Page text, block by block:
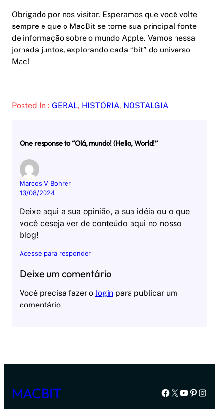
Obrigado por nos visitar. Esperamos que você volte
sempre e que o MacBit se torne sua principal fonte
de informação sobre o mundo Apple. Vamos nessa
jornada juntos, explorando cada “bit” do universo
Mac!
Posted In : GERAL, HISTÓRIA, NOSTALGIA
One response to “Olá, mundo! (Hello, World!”
Marcos V Bohrer
13/08/2024
Deixe aqui a sua opinião, a sua idéia ou o que
você deseja ver de conteúdo aqui no nosso
blog!
Acesse para responder
Deixe um comentário
Você precisa fazer o login para publicar um
comentário.
MACBIT Facebook
X Youtube